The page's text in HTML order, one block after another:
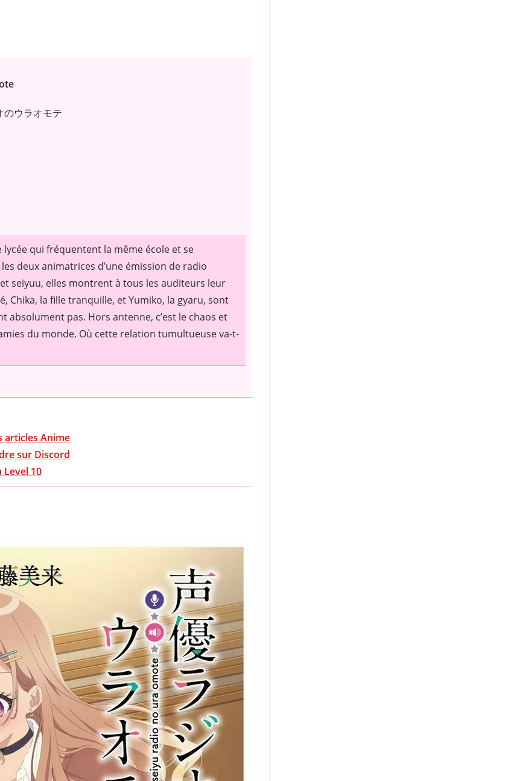
ウラオモテ
qui fréquentent la même école et se
deux animatrices d’une émission de radio
seiyuu, elles montrent à tous les auditeurs leur
Chika, la fille tranquille, et Yumiko, la gyaru, sont
pas. Hors antenne, c’est le chaos et
du monde. Où cette relation tumultueuse va-t-
articles Anime
sur Discord
Level 10